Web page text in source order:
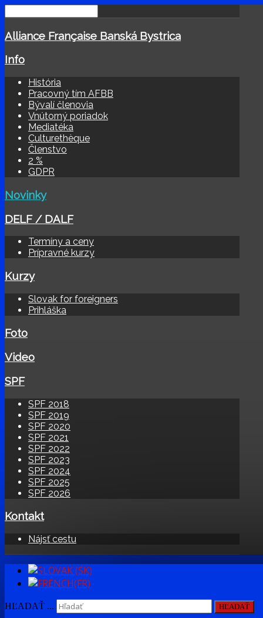
Alliance Française Banská Bystrica
Info
História
Pracovný tím AFBB
Bývalí členovia
Vnútorný poriadok
Mediatéka
Culturethèque
Členstvo
2 %
GDPR
Novinky
DELF / DALF
Termíny a ceny
Prípravné kurzy
Kurzy
Slovak for foreigners
Prihláška
Foto
Video
SPF
SPF 2018
SPF 2019
SPF 2020
SPF 2021
SPF 2022
SPF 2023
SPF 2024
SPF 2025
SPF 2026
Kontakt
Nájsť cestu
HĽADAŤ ... HĽADAŤ